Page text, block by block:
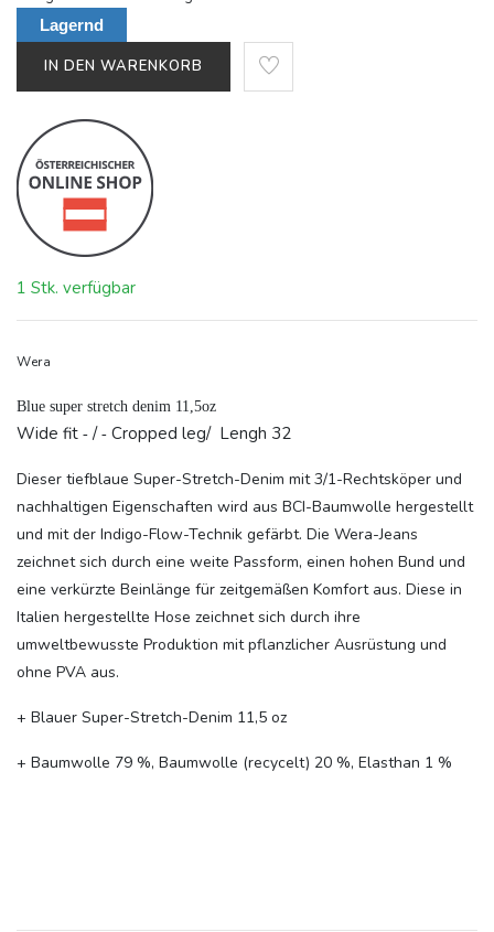
Lagernd
IN DEN WARENKORB
1 Stk. verfügbar
Wera
Blue super stretch denim 11,5oz
Wide fit - / - Cropped leg/ Lengh 32
Dieser tiefblaue Super-Stretch-Denim mit 3/1-Rechtsköper und
nachhaltigen Eigenschaften wird aus BCI-Baumwolle hergestellt
und mit der Indigo-Flow-Technik gefärbt. Die Wera-Jeans
zeichnet sich durch eine weite Passform, einen hohen Bund und
eine verkürzte Beinlänge für zeitgemäßen Komfort aus. Diese in
Italien hergestellte Hose zeichnet sich durch ihre
umweltbewusste Produktion mit pflanzlicher Ausrüstung und
ohne PVA aus.
+ Blauer Super-Stretch-Denim 11,5 oz
+ Baumwolle 79 %, Baumwolle (recycelt) 20 %, Elasthan 1 %